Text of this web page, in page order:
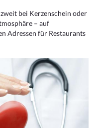
bei Kerzenschein oder
– auf
Adressen für Restaurants